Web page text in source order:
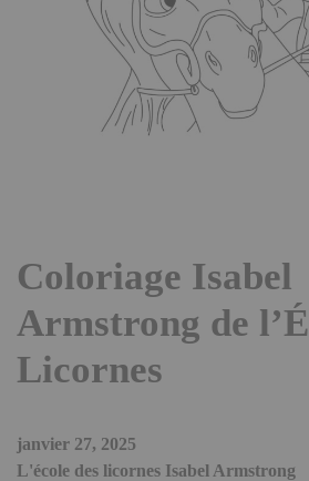
Coloriage Isabel
Armstrong de
Licornes
janvier 27, 2025
L'école des licornes Isabel Armstrong